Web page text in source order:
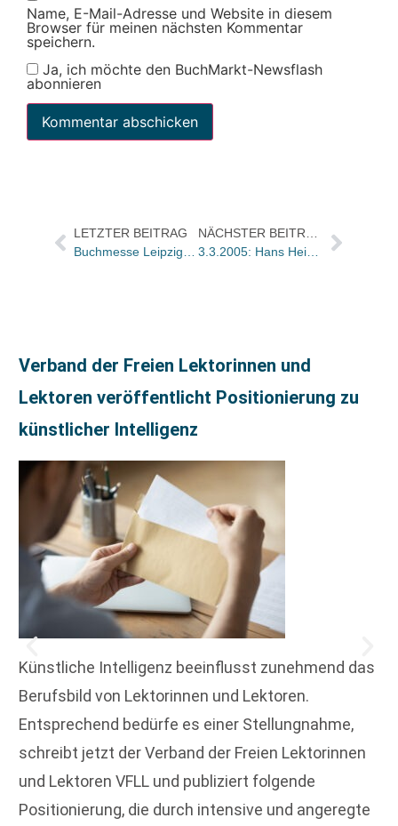
Name, E-Mail-Adresse und Website in diesem
Browser für meinen nächsten Kommentar
speichern.
Ja, ich möchte den BuchMarkt-Newsflash
abonnieren
LETZTER BEITRAG
Buchmesse Leipzig erwartet mehr als 100000 Besucher
NÄCHSTER BEITRAG
3.3.2005: Hans Heinrich Kornfeld (60)
Verband der Freien Lektorinnen und
Lektoren veröffentlicht Positionierung zu
künstlicher Intelligenz
Künstliche Intelligenz beeinflusst zunehmend das
Berufsbild von Lektorinnen und Lektoren.
Entsprechend bedürfe es einer Stellungnahme,
schreibt jetzt der Verband der Freien Lektorinnen
und Lektoren VFLL und publiziert folgende
Positionierung, die durch intensive und angeregte